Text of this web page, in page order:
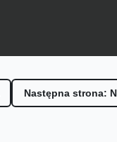
Następna strona: